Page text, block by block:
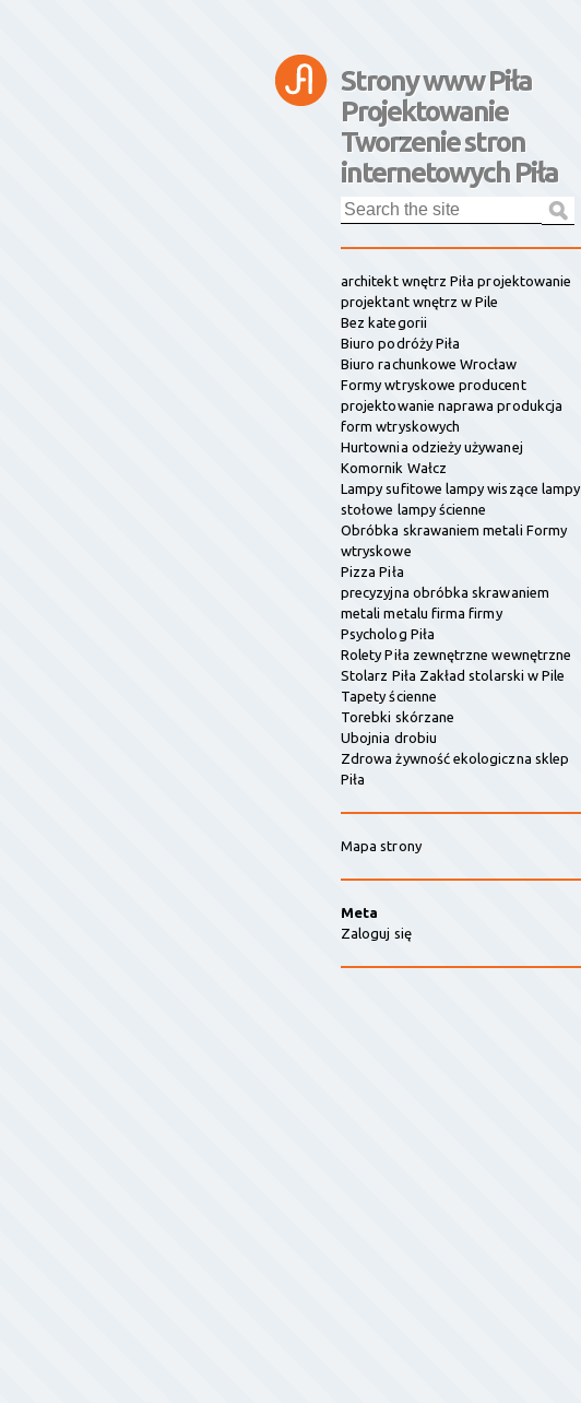
Strony www Piła
Projektowanie
Tworzenie stron
internetowych Piła
architekt wnętrz Piła projektowanie
projektant wnętrz w Pile
Bez kategorii
Biuro podróży Piła
Biuro rachunkowe Wrocław
Formy wtryskowe producent
projektowanie naprawa produkcja
form wtryskowych
Hurtownia odzieży używanej
Komornik Wałcz
Lampy sufitowe lampy wiszące lampy
stołowe lampy ścienne
Obróbka skrawaniem metali Formy
wtryskowe
Pizza Piła
precyzyjna obróbka skrawaniem
metali metalu firma firmy
Psycholog Piła
Rolety Piła zewnętrzne wewnętrzne
Stolarz Piła Zakład stolarski w Pile
Tapety ścienne
Torebki skórzane
Ubojnia drobiu
Zdrowa żywność ekologiczna sklep
Piła
Mapa strony
Meta
Zaloguj się